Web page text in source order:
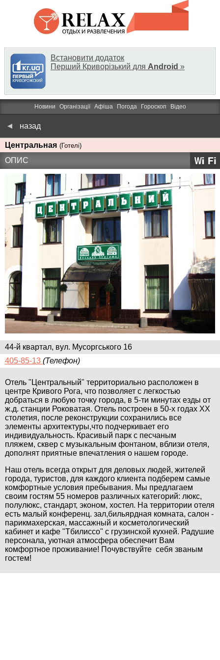
Встановити додаток
Перший Криворізький для Android »
Новини Організації Афіша Погода Гороскоп Відео
назад
Центральная (Готелі)
ОПИС
44-й квартал, вул. Мусоргського 16
405-85-13 (Телефон)
Отель "Центральный" территориально расположен в
центре Кривого Рога, что позволяет с легкостью
добраться в любую точку города, в 5-ти минутах езды от
ж.д. станции Роковатая. Отель построен в 50-х годах ХХ
столетия, после реконструкции сохранились все
элементы архитектуры,что подчеркивает его
индивидуальность. Красивый парк с песчаным
пляжем, сквер с музыкальным фонтаном, вблизи отеля,
дополнят приятные впечатления о нашем городе.
Наш отель всегда открыт для деловых людей, жителей
города, туристов, для каждого клиента подберем самые
комфортные условия пребывания. Мы предлагаем
своим гостям 55 номеров различных категорий: люкс,
полулюкс, стандарт, эконом, хостел. На территории отеля
есть малый конференц. зал,бильярдная комната, салон -
парикмахерская, массажный и косметологический
кабинет и кафе "Тбилиссо" с грузинской кухней. Радушие
персонала, уютная атмосфера обеспечит Вам
комфортное проживание! Почувствуйте себя званым
гостем!